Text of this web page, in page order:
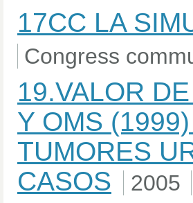
17CC LA
Congress
19.VALOR
Y OMS
TUMORES
CASOS
2005